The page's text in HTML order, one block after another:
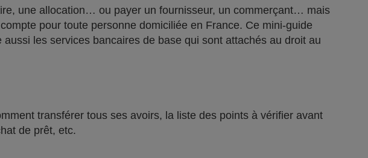
une allocation… ou payer un fournisseur, un commerçant… mais
pour toute personne domiciliée en France. Ce mini-guide
les services bancaires de base qui sont attachés au droit au
transférer tous ses avoirs, la liste des points à vérifier avant
de prêt, etc.